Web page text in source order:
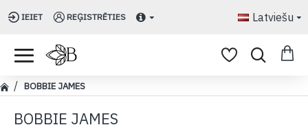
IEIET REĢISTRĒTIES Latviešu
BOBBIE JAMES
BOBBIE JAMES